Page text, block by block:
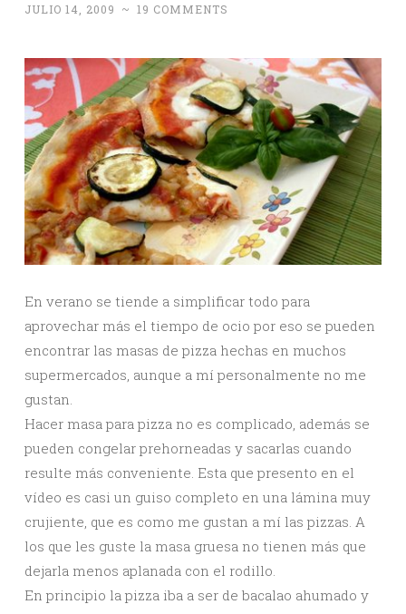
JULIO 14, 2009 ~ 19 COMMENTS
En verano se tiende a simplificar todo para
aprovechar más el tiempo de ocio por eso se pueden
encontrar las masas de pizza hechas en muchos
supermercados, aunque a mí personalmente no me
gustan.
Hacer masa para pizza no es complicado, además se
pueden congelar prehorneadas y sacarlas cuando
resulte más conveniente. Esta que presento en el
vídeo es casi un guiso completo en una lámina muy
crujiente, que es como me gustan a mí las pizzas. A
los que les guste la masa gruesa no tienen más que
dejarla menos aplanada con el rodillo.
En principio la pizza iba a ser de bacalao ahumado y